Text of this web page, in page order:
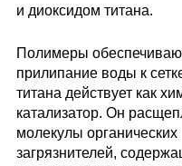
и диоксидом титана.
Полимеры
прилипание воды к
титана действует как
катализатор. Он
молекулы органических
загрязнителей,